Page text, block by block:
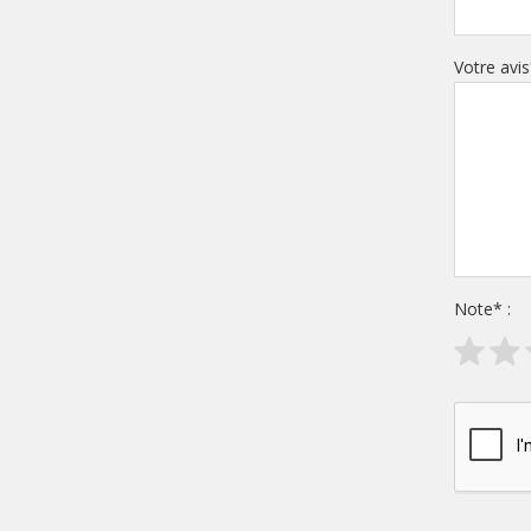
Votre avis
Note* :